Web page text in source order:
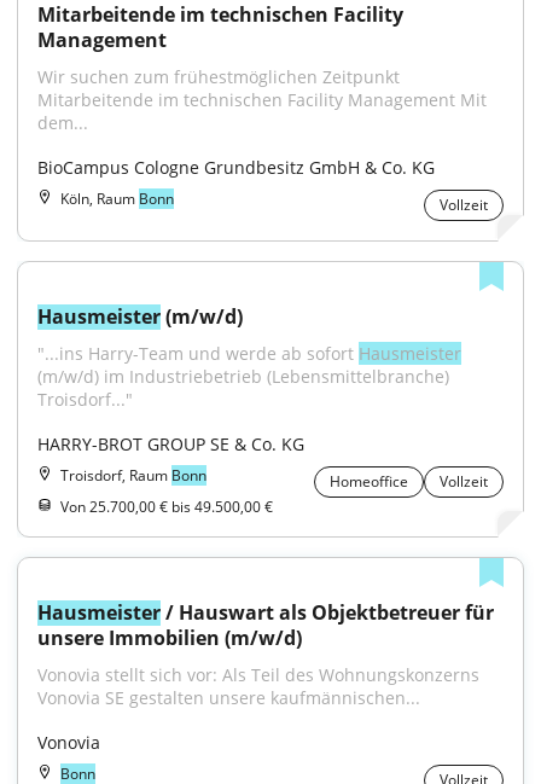
Mitarbeitende im technischen Facility
Management
Wir suchen zum frühestmöglichen Zeitpunkt
Mitarbeitende im technischen Facility Management Mit
dem...
BioCampus Cologne Grundbesitz GmbH & Co. KG
Köln, Raum Bonn Vollzeit
Hausmeister (m/w/d)
"...ins Harry-Team und werde ab sofort Hausmeister
(m/w/d) im Industriebetrieb (Lebensmittelbranche)
Troisdorf..."
HARRY-BROT GROUP SE & Co. KG
Troisdorf, Raum Bonn Homeoffice
Vollzeit
Von 25.700,00 € bis 49.500,00 €
Hausmeister / Hauswart als Objektbetreuer für
unsere Immobilien (m/w/d)
Vonovia stellt sich vor: Als Teil des Wohnungskonzerns
Vonovia SE gestalten unsere kaufmännischen...
Vonovia
Bonn Vollzeit